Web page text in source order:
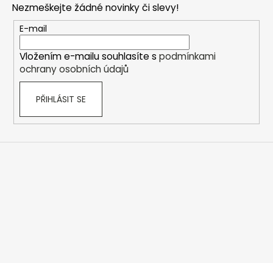
Nezmeškejte žádné novinky či slevy!
E-mail
Vložením e-mailu souhlasíte s podmínkami
ochrany osobních údajů
PŘIHLÁSIT SE